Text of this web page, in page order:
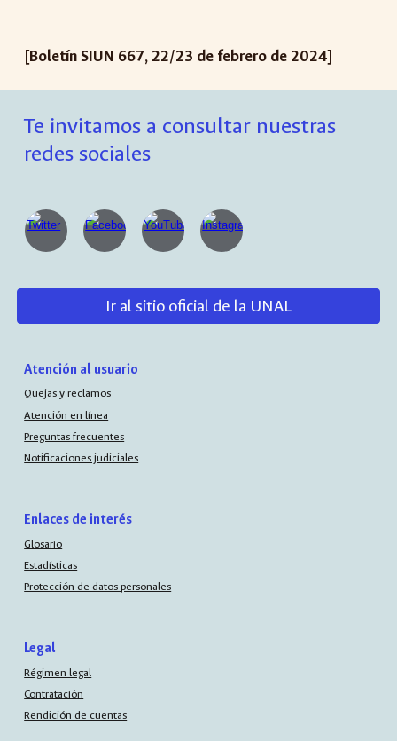
[Boletín SIUN 667, 22/23 de febrero de 2024]
Te invitamos a consultar nuestras
redes sociales
Ir al sitio oficial de la UNAL
Atención al usuario
Quejas y reclamos
Atención en línea
Preguntas frecuentes
Notificaciones judiciales
Enlaces de interés
Glosario
Estadísticas
Protección de datos personales
Legal
Régimen legal
Contratación
Rendición de cuentas